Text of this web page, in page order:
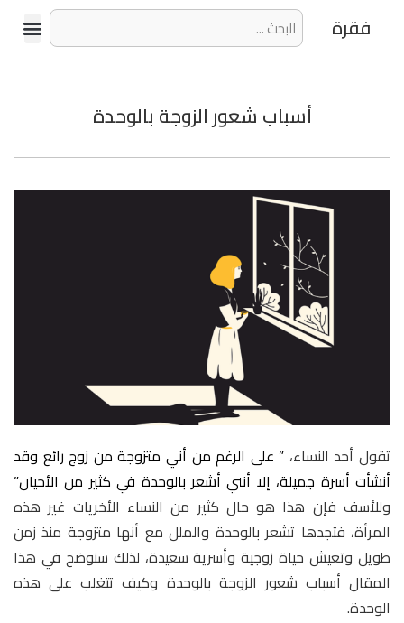
فقرة
أسباب شعور الزوجة بالوحدة
تقول أحد النساء، ” على الرغم من أني متزوجة من زوج رائع وقد
أنشأت أسرة جميلة، إلا أنني أشعر بالوحدة في كثير من الأحيان”
وللأسف فإن هذا هو حال كثير من النساء الأخريات غير هذه
المرأة، فتجدها تشعر بالوحدة والملل مع أنها متزوجة منذ زمن
طويل وتعيش حياة زوجية وأسرية سعيدة، لذلك سنوضح في هذا
المقال أسباب شعور الزوجة بالوحدة وكيف تتغلب على هذه
الوحدة.